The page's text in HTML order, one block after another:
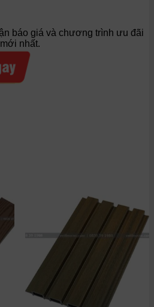
báo giá và chương trình ưu đãi
mới nhất.